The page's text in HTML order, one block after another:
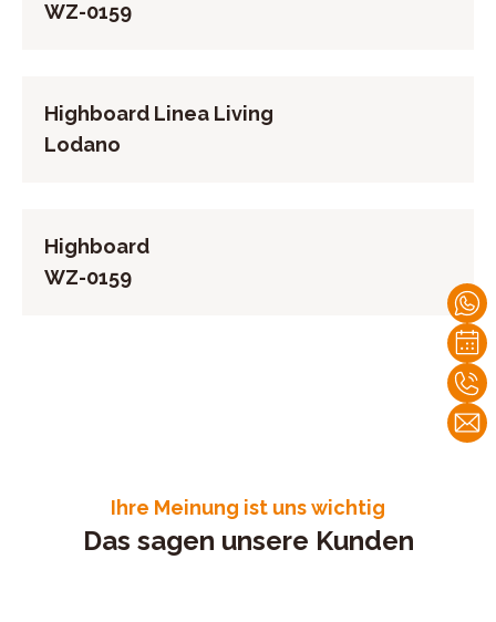
WZ-0159
Highboard Linea Living
Lodano
Highboard
WZ-0159
Ihre Meinung ist uns wichtig
Das sagen unsere Kunden